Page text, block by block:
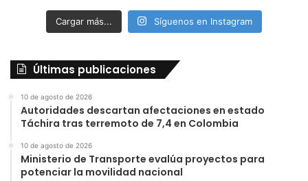
Cargar más... Síguenos en Instagram
Últimas publicaciones
10 de agosto de 2026
Autoridades descartan afectaciones en estado
Táchira tras terremoto de 7,4 en Colombia
10 de agosto de 2026
Ministerio de Transporte evalúa proyectos para
potenciar la movilidad nacional